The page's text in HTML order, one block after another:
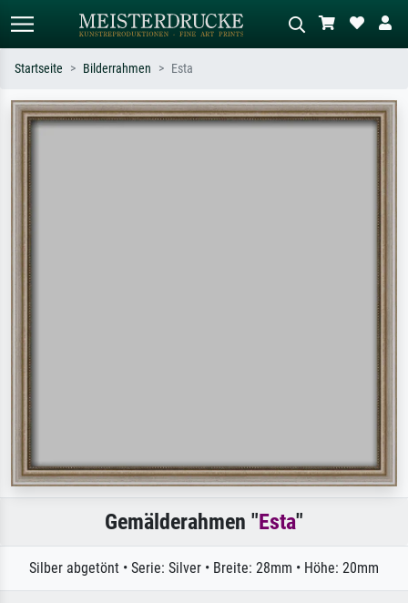
Standardsuche KI-Bildersuche
Suchen Sie nach Künstlern, Werktiteln
Sternennacht, Impressionismus, Welle
Beschreiben Sie die Szene – z.B. Grüne
Wiese, Abstrakt mit viel Rot, Dunkles
Startseite Bilderrahmen Esta
Gemälderahmen "Esta"
Silber abgetönt • Serie: Silver • Breite: 28mm • Höhe: 20mm